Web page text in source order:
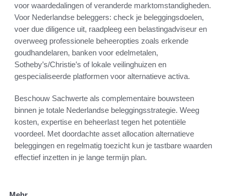
voor waardedalingen of veranderde marktomstandigheden.
Voor Nederlandse beleggers: check je beleggingsdoelen,
voer due diligence uit, raadpleeg een belastingadviseur en
overweeg professionele beheeropties zoals erkende
goudhandelaren, banken voor edelmetalen,
Sotheby’s/Christie’s of lokale veilinghuizen en
gespecialiseerde platformen voor alternatieve activa.
Beschouw Sachwerte als complementaire bouwsteen
binnen je totale Nederlandse beleggingsstrategie. Weeg
kosten, expertise en beheerlast tegen het potentiële
voordeel. Met doordachte asset allocation alternatieve
beleggingen en regelmatig toezicht kun je tastbare waarden
effectief inzetten in je lange termijn plan.